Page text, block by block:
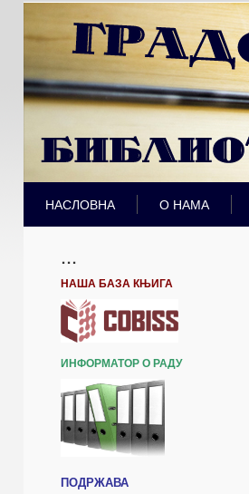
НАСЛОВНА О НАМА
...
НАША БАЗА КЊИГА
ИНФОРМАТОР О РАДУ
ПОДРЖАВА